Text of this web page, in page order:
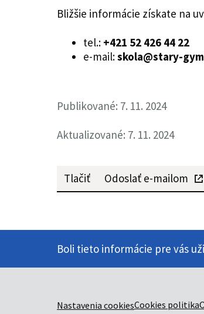
Bližšie informácie získate na
tel.: +421 52 426 44 22
e-mail:skola@stary-
Publikované: 7. 11. 2024
Aktualizované: 7. 11. 2024
Tlačiť Odoslať e-mailom
Boli tieto informácie pre vás
Nastavenia cookiesCookies politika